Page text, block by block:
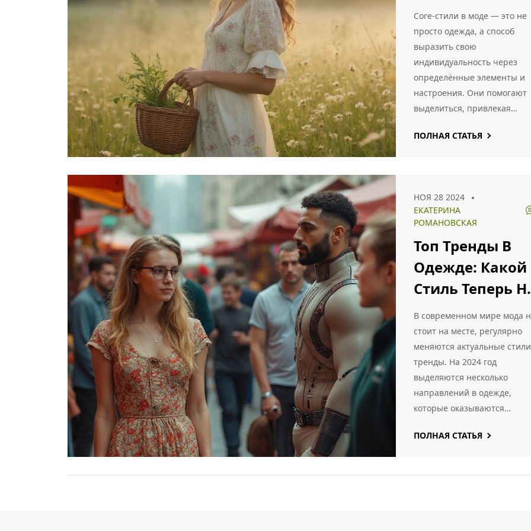
Core-стили в моде — это не
просто одежда, а способ
выразить свою
индивидуальность через
определённые элементы и
настроения. Они помогают
выделиться, привлекая
предпочтения в
normcore, подчеркивают
с природой, минимализм
начало в интернет-
стали международным
феноменом. Этот материал
раскроет особенности и
чтобы вы могли добавить
свежую нотку в свой
ПОЛНАЯ СТАТЬЯ
НОЯ 28 2024
ЕКАТЕРИНА
РОМАНОВСКАЯ
Топ Тренды В
Одежде: Какой
Стиль Теперь
Пике
Популярности
В современном мире мода
стоит на месте, регулярно
меняются актуальные
тренды. На 2024 год
выделяются несколько
направлений в одежде,
которые оказываются
стили отражают наши
ПОЛНАЯ СТАТЬЯ